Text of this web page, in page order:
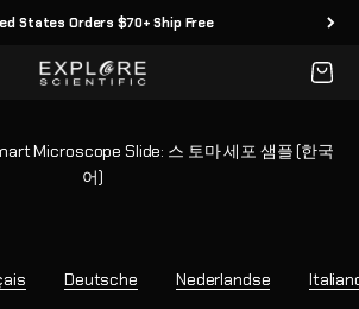
States Orders $70+ Ship Free
Explore Scientific Cart
Microscope Slide: 스 토마 세포 샘플 (한국
어)
Deutsche Nederlandse